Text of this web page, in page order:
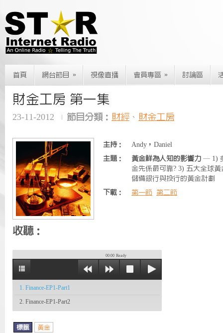
首頁 網台節目 » 視像直播 會員專區 » 討論區
財金工房 第一集
23-11-2012 節目分類： 財經 、 財金工房
主持：
Andy，Daniel
主題：
黃金鮮為人知的影響力 — 1)
金先係最可靠? 3) 五大全球
儲備銀行與投行的黃金計劃
下載：
第一節 第二節
收聽：
00:00 Ready
1. Finance-EP1-Part1
2. Finance-EP1-Part2
標籤 黃金